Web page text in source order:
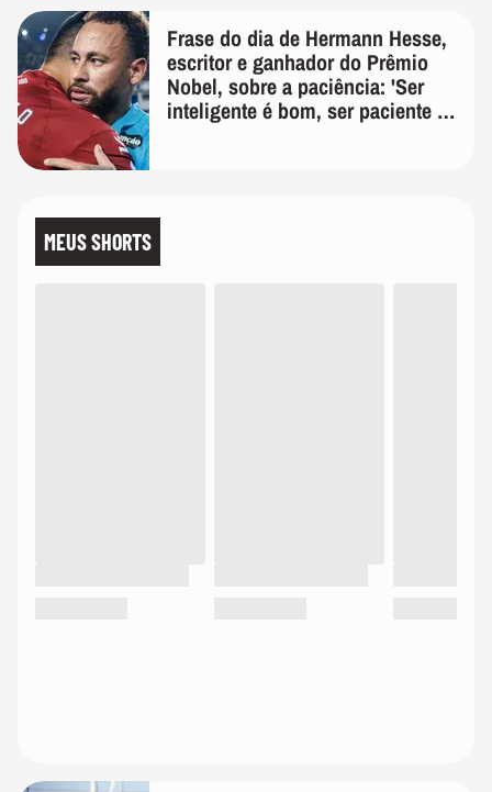
Frase do dia de Hermann Hesse,
escritor e ganhador do Prêmio
Nobel, sobre a paciência: 'Ser
inteligente é bom, ser paciente é
MEUS SHORTS